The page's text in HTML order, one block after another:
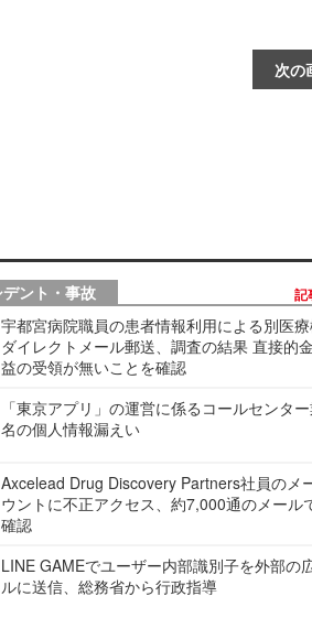
次の
ント・事故 記
宇都宮病院職員の患者情報利用による別医
ダイレクトメール郵送、調査の結果 直接的
益の受領が無いことを確認
「東京アプリ」の運営に係るコールセンタ
名の個人情報漏えい
Axcelead Drug Discovery Partners社員のメ
ウントに不正アクセス、約7,000通のメール
確認
LINE GAMEでユーザー内部識別子を外部の
ルに送信、総務省から行政指導